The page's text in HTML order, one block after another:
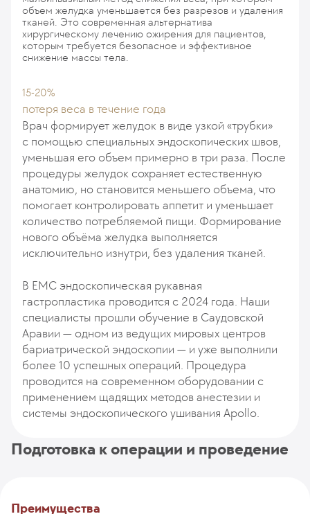
объем желудка уменьшается без разрезов и удаления
тканей. Это современная альтернатива
хирургическому лечению ожирения для пациентов,
которым требуется безопасное и эффективное
снижение массы тела.
15-20%
потеря веса в течение года
Врач формирует желудок в виде узкой «трубки»
с помощью специальных эндоскопических швов,
уменьшая его объем примерно в три раза. После
процедуры желудок сохраняет естественную
анатомию, но становится меньшего объема, что
помогает контролировать аппетит и уменьшает
количество потребляемой пищи. Формирование
нового объёма желудка выполняется
исключительно изнутри, без удаления тканей.
В EMC эндоскопическая рукавная
гастропластика проводится с 2024 года. Наши
специалисты прошли обучение в Саудовской
Аравии — одном из ведущих мировых центров
бариатрической эндоскопии — и уже выполнили
более 10 успешных операций. Процедура
проводится на современном оборудовании с
применением щадящих методов анестезии и
системы эндоскопического ушивания Apollo.
Подготовка к операции и проведение
Преимущества